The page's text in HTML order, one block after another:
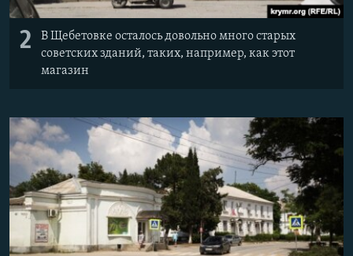
2
В Щебетовке осталось довольно много старых
советских зданий, таких, например, как этот
магазин